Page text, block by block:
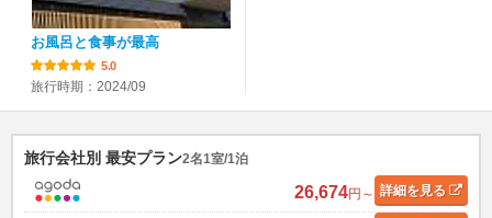
お風呂と食事が最高
5.0
旅行時期：2024/09
旅行会社別 最安プラン2名1室/1泊
26,674円～ 詳細を見る